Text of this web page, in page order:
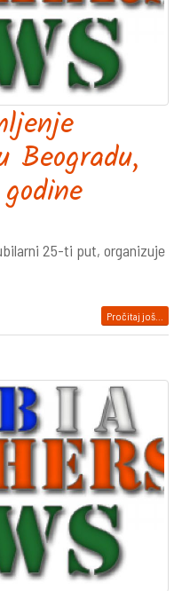
Beogradu,
25-ti put, organizuje
Pročitaj još...